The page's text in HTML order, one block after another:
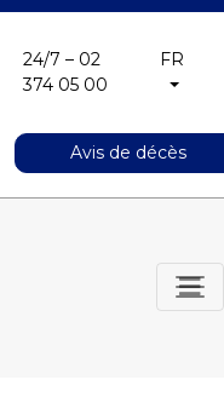
24/7 – 02
374 05 00
FR
Avis de décès